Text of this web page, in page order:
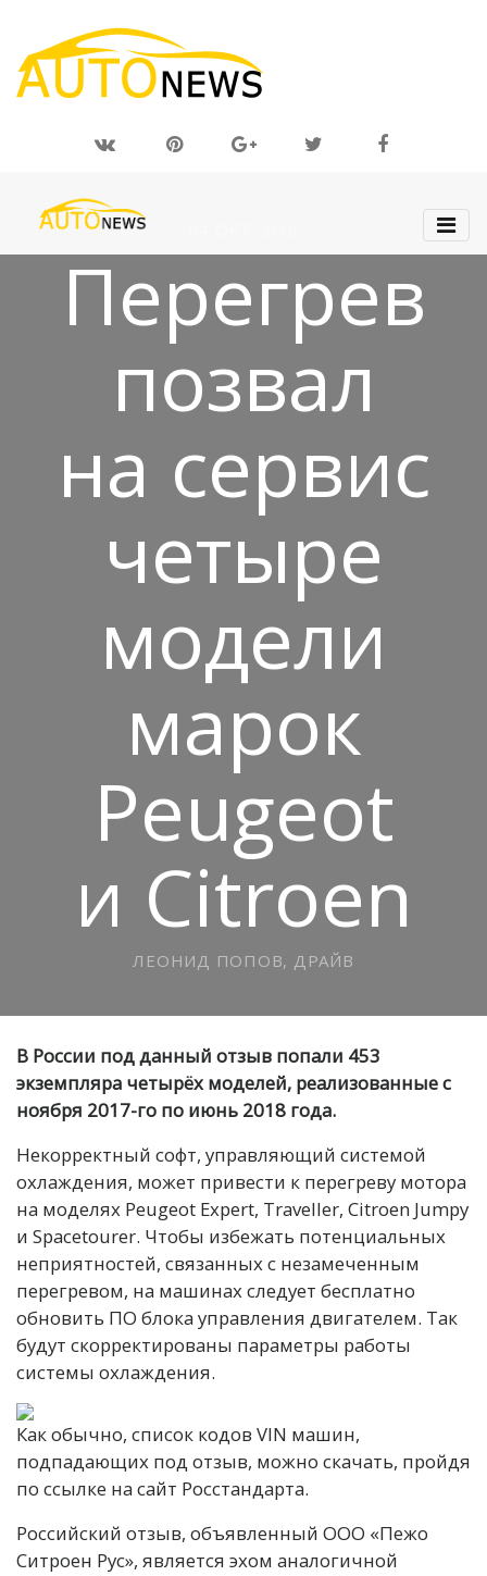
Перегрев
позвал
на сервис
четыре
модели
марок
Peugeot
и Citroen
ЛЕОНИД ПОПОВ, ДРАЙВ
В России под данный отзыв попали 453
экземпляра четырёх моделей, реализованные с
ноября 2017-го по июнь 2018 года.
Некорректный софт, управляющий системой
охлаждения, может привести к перегреву мотора
на моделях Peugeot Expert, Traveller, Citroen Jumpy
и Spacetourer. Чтобы избежать потенциальных
неприятностей, связанных с незамеченным
перегревом, на машинах следует бесплатно
обновить ПО блока управления двигателем. Так
будут скорректированы параметры работы
системы охлаждения.
Как обычно, список кодов VIN машин,
подпадающих под отзыв, можно скачать, пройдя
по ссылке на сайт Росстандарта.
Российский отзыв, объявленный ООО «Пежо
Ситроен Рус», является эхом аналогичной